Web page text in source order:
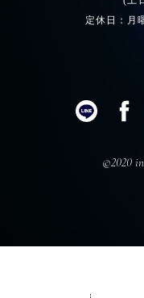
定休日：月
©2020